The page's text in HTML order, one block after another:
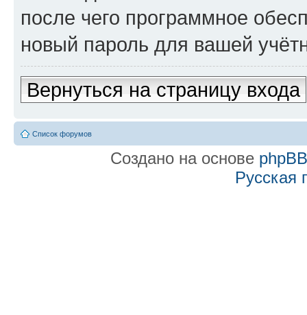
после чего программное
новый пароль для вашей
Вернуться на страницу входа
Список форумов
Создано на основе phpBB
Русская